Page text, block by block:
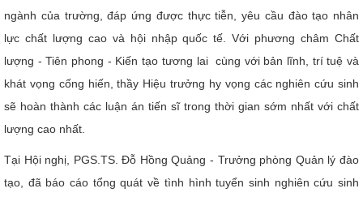
ngành của trường, đáp ứng được thực tiễn, yêu cầu đào tạo nhân
lực chất lượng cao và hội nhập quốc tế. Với phương châm Chất
lượng - Tiên phong - Kiến tạo tương lai cùng với bản lĩnh, trí tuệ và
khát vọng cống hiến, thầy Hiệu trưởng hy vọng các nghiên cứu sinh
sẽ hoàn thành các luận án tiến sĩ trong thời gian sớm nhất với chất
lượng cao nhất.
Tại Hội nghị, PGS.TS. Đỗ Hồng Quảng - Trưởng phòng Quản lý đào
tạo, đã báo cáo tổng quát về tình hình tuyển sinh nghiên cứu sinh